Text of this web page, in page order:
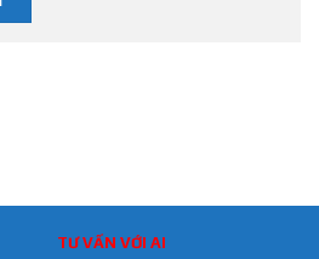
TƯ VẤN VỚI AI